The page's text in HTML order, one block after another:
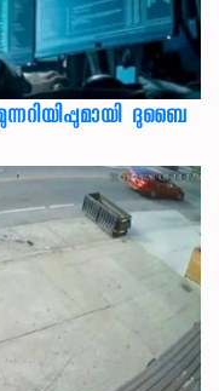
ദുബൈ